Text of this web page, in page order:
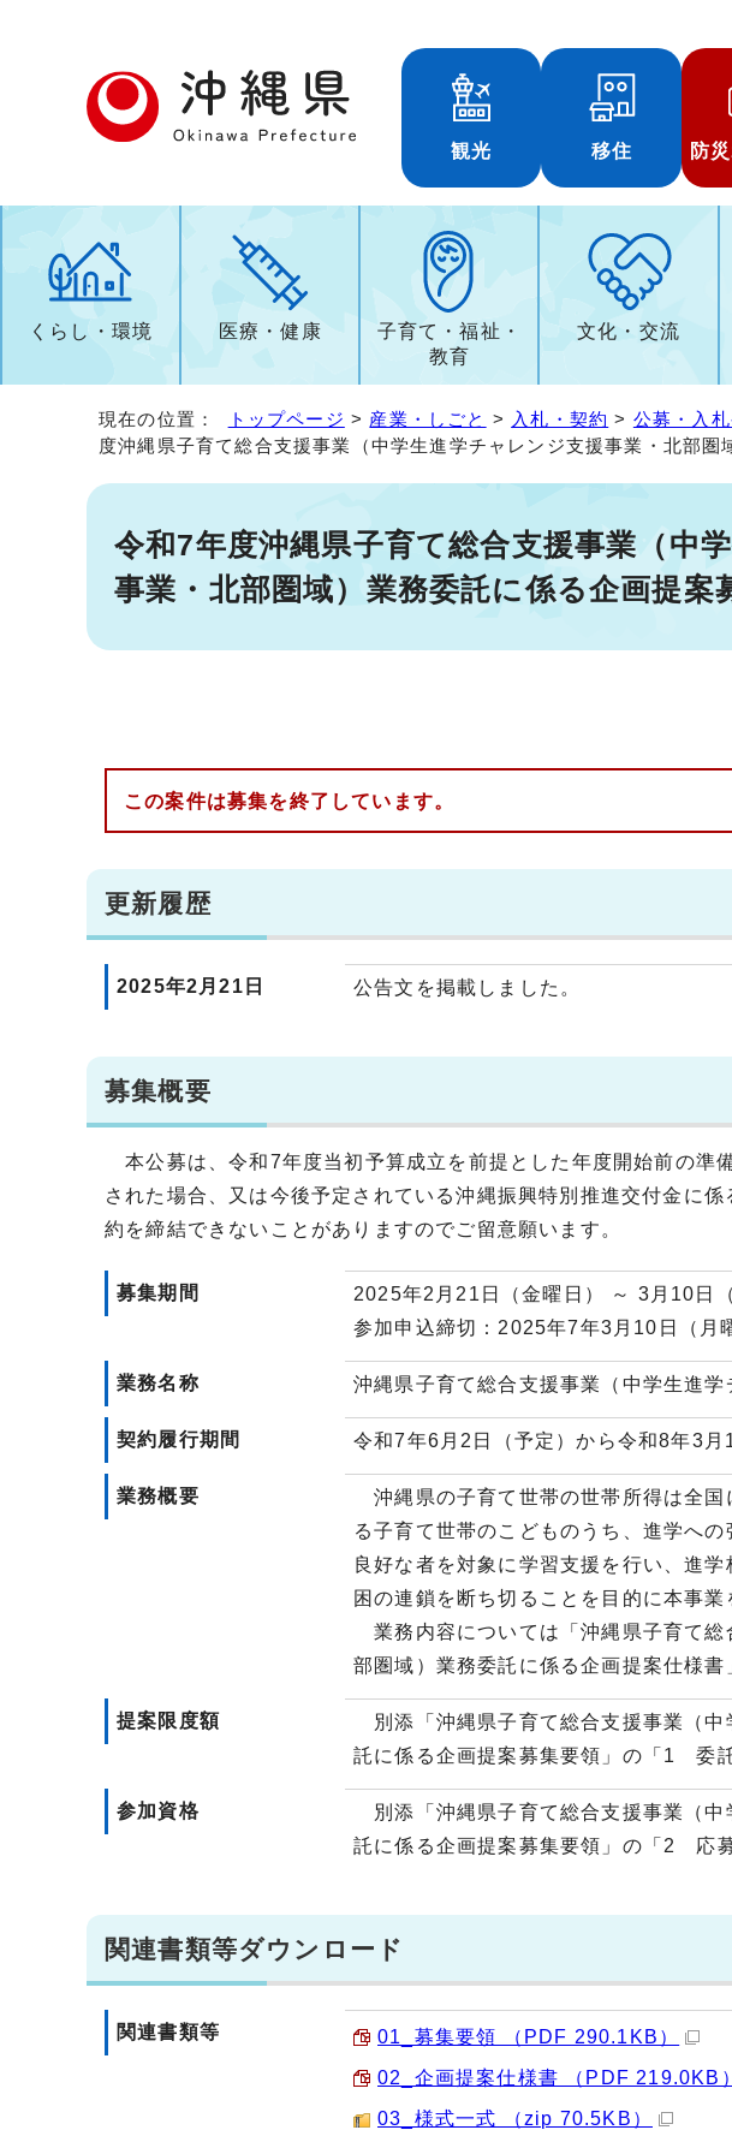
観光 移住 防
くらし・環境 医療・健康
子育て・福祉・
教育
文化・交流
現在の位置： トップページ > 産業・しごと > 入札・契約 > 公募・入
度沖縄県子育て総合支援事業（中学生進学チャレンジ支援事業・北部圏
令和7年度沖縄県子育て総合支援事業（中
事業・北部圏域）業務委託に係る企画提案
この案件は募集を終了しています。
更新履歴
2025年2月21日 公告文を掲載しました。
募集概要
本公募は、令和7年度当初予算成立を前提とした年度開始前の準
された場合、又は今後予定されている沖縄振興特別推進交付金に
約を締結できないことがありますのでご留意願います。
募集期間
2025年2月21日（金曜日） ～ 3月10日（
参加申込締切：2025年7年3月10日（月
業務名称 沖縄県子育て総合支援事業（中学生進
契約履行期間 令和7年6月2日（予定）から令和8年3月
業務概要
沖縄県の子育て世帯の世帯所得は全国
る子育て世帯のこどものうち、進学へ
良好な者を対象に学習支援を行い、進
困の連鎖を断ち切ることを目的に本事業
業務内容については「沖縄県子育て総
部圏域）業務委託に係る企画提案仕様書
提案限度額
別添「沖縄県子育て総合支援事業（中
託に係る企画提案募集要領」の「1 委
参加資格
別添「沖縄県子育て総合支援事業（中
託に係る企画提案募集要領」の「2 応
関連書類等ダウンロード
関連書類等
01_募集要領 （PDF 290.1KB）
02_企画提案仕様書 （PDF 219.0KB）
03_様式一式 （zip 70.5KB）